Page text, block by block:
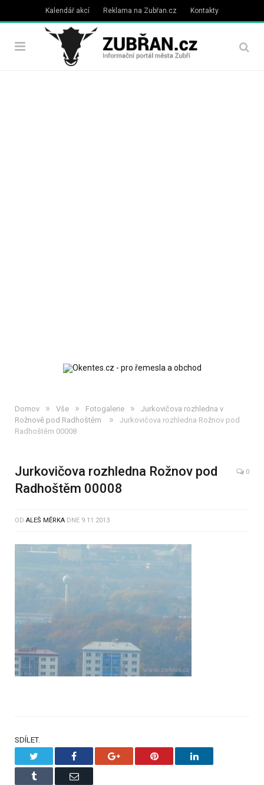
Kalendář akcí Reklama na Zubřan.cz Kontakty
Domov » Vše » Fotogalerie »
Jurkovičova rozhledna v
Rožnově pod Radhoštěm
»
Jurkovičova rozhledna Rožnov pod
Radhoštěm 00008
Jurkovičova rozhledna Rožnov pod
Radhoštěm 00008
0
OD ALEŠ MĚRKA DNE 9.11.2013
SDÍLET.
Facebook Google+ Pinterest LinkedIn
Tumblr Email